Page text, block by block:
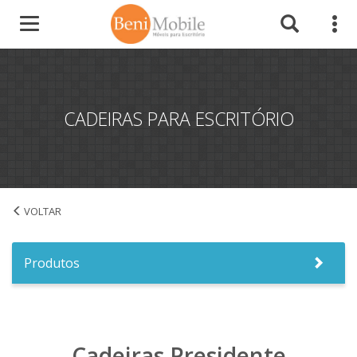
CADEIRAS PARA ESCRITÓRIO
Cadeiras para Escritório
Produtos